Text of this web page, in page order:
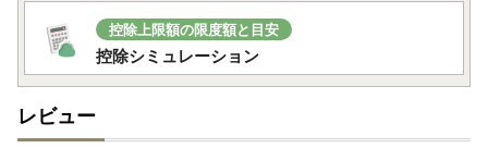
控除上限額の限度額と目安
控除シミュレーション
レビュー